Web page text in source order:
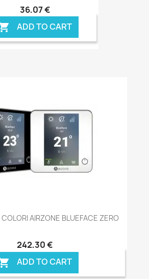
36,07 €
ADD TO CART
AIRZONE BLUEFACE ZERO
242,30 €
ADD TO CART